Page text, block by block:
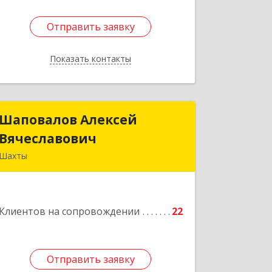
Отправить заявку
Показать контакты
Отправить заявку
Назад
Шаповалов Алексей
Вячеславович
Шахты
Клиентов на сопровождении 22
Отправить заявку
Шаповалов Алексей
Вячеславович
Подробнее
Отправить заявку